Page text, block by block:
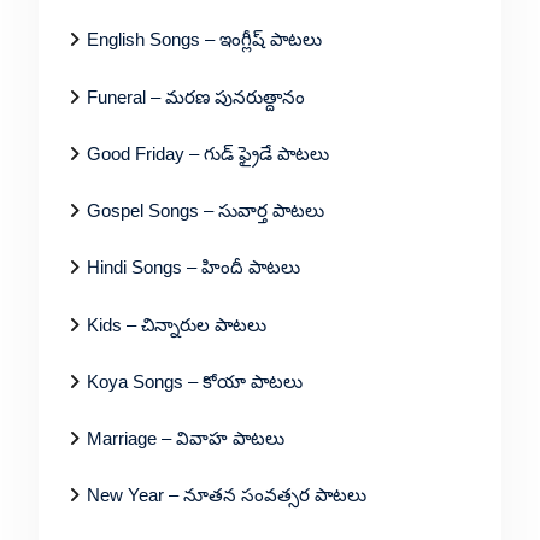
English Songs – ఇంగ్లీష్ పాటలు
Funeral – మరణ పునరుత్దానం
Good Friday – గుడ్ ఫ్రైడే పాటలు
Gospel Songs – సువార్త పాటలు
Hindi Songs – హిందీ పాటలు
Kids – చిన్నారుల పాటలు
Koya Songs – కోయా పాటలు
Marriage – వివాహ పాటలు
New Year – నూతన సంవత్సర పాటలు